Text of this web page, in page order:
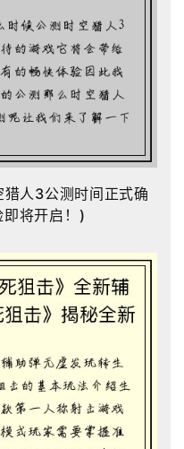
人3公测时间正式确
即将开启！)